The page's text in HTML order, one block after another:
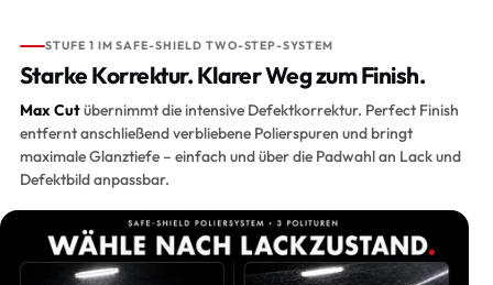
STUFE 1 IM SAFE-SHIELD TWO-STEP-SYSTEM
Starke Korrektur. Klarer Weg zum Finish.
Max Cutübernimmt die intensive Defektkorrektur. Perfect Finish
entfernt anschließend verbliebene Polierspuren und bringt
maximale Glanztiefe – einfach und über die Padwahl an Lack und
Defektbild anpassbar.